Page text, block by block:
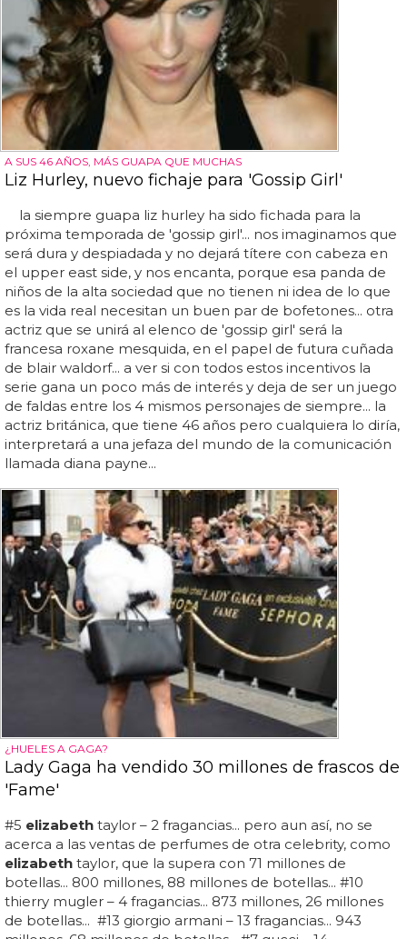
A SUS 46 AÑOS, MÁS GUAPA QUE MUCHAS
Liz Hurley, nuevo fichaje para 'Gossip Girl'
la siempre guapa liz hurley ha sido fichada para la
próxima temporada de 'gossip girl'... nos imaginamos que
será dura y despiadada y no dejará títere con cabeza en
el upper east side, y nos encanta, porque esa panda de
niños de la alta sociedad que no tienen ni idea de lo que
es la vida real necesitan un buen par de bofetones... otra
actriz que se unirá al elenco de 'gossip girl' será la
francesa roxane mesquida, en el papel de futura cuñada
de blair waldorf... a ver si con todos estos incentivos la
serie gana un poco más de interés y deja de ser un juego
de faldas entre los 4 mismos personajes de siempre... la
actriz británica, que tiene 46 años pero cualquiera lo diría,
interpretará a una jefaza del mundo de la comunicación
llamada diana payne...
¿HUELES A GAGA?
Lady Gaga ha vendido 30 millones de frascos de
'Fame'
#5 elizabeth taylor – 2 fragancias... pero aun así, no se
acerca a las ventas de perfumes de otra celebrity, como
elizabeth taylor, que la supera con 71 millones de
botellas... 800 millones, 88 millones de botellas... #10
thierry mugler – 4 fragancias... 873 millones, 26 millones
de botellas... #13 giorgio armani – 13 fragancias... 943